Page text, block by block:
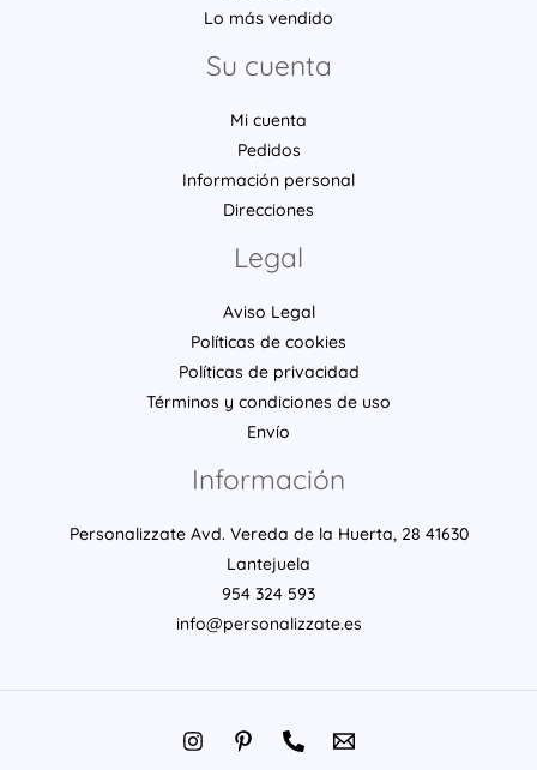
Lo más vendido
Su cuenta
Mi cuenta
Pedidos
Información personal
Direcciones
Legal
Aviso Legal
Políticas de cookies
Políticas de privacidad
Términos y condiciones de uso
Envío
Información
Personalizzate Avd. Vereda de la Huerta, 28 41630
Lantejuela
954 324 593
info@personalizzate.es